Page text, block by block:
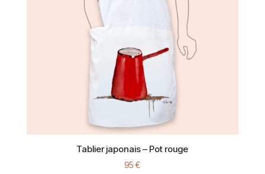
Tablier japonais – Pot rouge
95€